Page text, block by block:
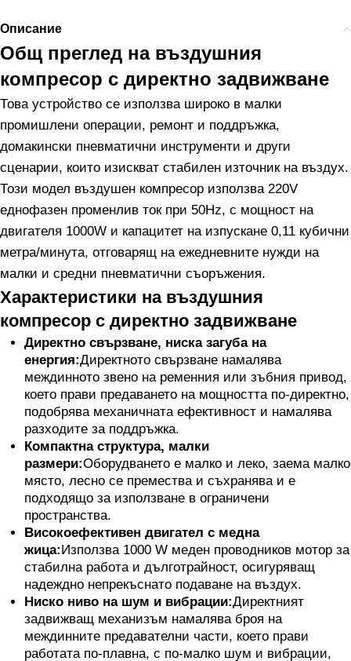
Описание
Общ преглед на въздушния
компресор с директно задвижване
Това устройство се използва широко в малки
промишлени операции, ремонт и поддръжка,
домакински пневматични инструменти и други
сценарии, които изискват стабилен източник на въздух.
Този модел въздушен компресор използва 220V
еднофазен променлив ток при 50Hz, с мощност на
двигателя 1000W и капацитет на изпускане 0,11 кубични
метра/минута, отговарящ на ежедневните нужди на
малки и средни пневматични съоръжения.
Характеристики на въздушния
компресор с директно задвижване
Директно свързване, ниска загуба на
енергия:Директното свързване намалява
междинното звено на ременния или зъбния привод,
което прави предаването на мощността по-директно,
подобрява механичната ефективност и намалява
разходите за поддръжка.
Компактна структура, малки
размери:Оборудването е малко и леко, заема малко
място, лесно се премества и съхранява и е
подходящо за използване в ограничени
пространства.
Високоефективен двигател с медна
жица:Използва 1000 W меден проводников мотор за
стабилна работа и дълготрайност, осигуряващ
надеждно непрекъснато подаване на въздух.
Ниско ниво на шум и вибрации:Директният
задвижващ механизъм намалява броя на
междинните предавателни части, което прави
работата по-плавна, с по-малко шум и вибрации,